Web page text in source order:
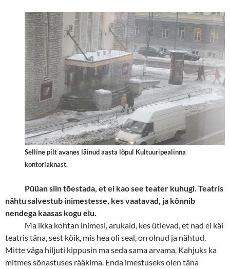
Selline pilt avanes läinud aasta lõpul Kultuuripealinna
kontoriaknast.
Püüan siin tõestada, et ei kao see teater kuhugi. Teatris
nähtu salvestub inimestesse, kes vaatavad, ja kõnnib
nendega kaasas kogu elu.
Ma ikka kohtan inimesi, arukaid, kes ütlevad, et nad ei käi
teatris täna, sest kõik, mis hea oli seal, on olnud ja nähtud.
Mitte väga hiljuti kippusin ma seda sama arvama. Kahjuks ka
mitmes sõnastuses rääkima. Enda imestuseks olen täna